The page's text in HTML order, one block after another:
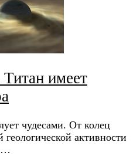
имеет
чудесами. От колец
активности
…